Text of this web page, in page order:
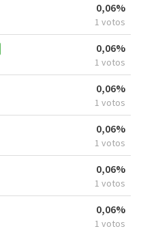
0,06%
1 votos
0,06%
1 votos
0,06%
1 votos
0,06%
1 votos
0,06%
1 votos
0,06%
1 votos